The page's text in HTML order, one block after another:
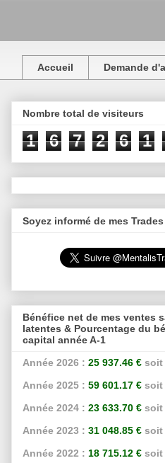
Accueil Demande
Nombre total de visiteurs
1 6 7 2 6 1
Soyez informé de mes
Bénéfice net de mes ventes
latentes & Pourcentage du
capital année A-1
Année 2026 : 25 937.46 € soit
Année 2025 : 59 601.17 € soit
Année 2024 : 23 633.70 € soit
Année 2023 : 31 048.85 € soit
Année 2022 : 18 715.12 € soit